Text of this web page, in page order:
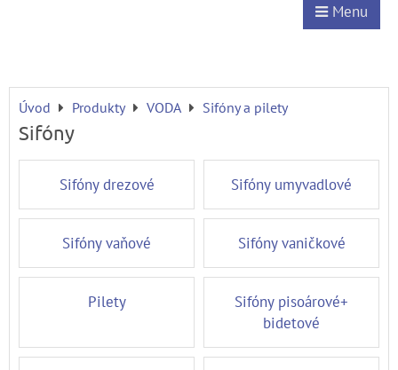
Menu
Úvod Produkty VODA Sifóny a pilety
Sifóny
Sifóny drezové Sifóny umyvadlové
Sifóny vaňové Sifóny vaničkové
Pilety
Sifóny pisoárové+
bidetové